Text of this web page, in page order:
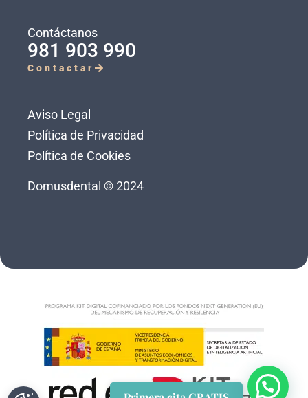
Contáctanos
981 903 990
Contactar
Aviso Legal
Política de Privacidad
Política de Cookies
Domusdental © 2024